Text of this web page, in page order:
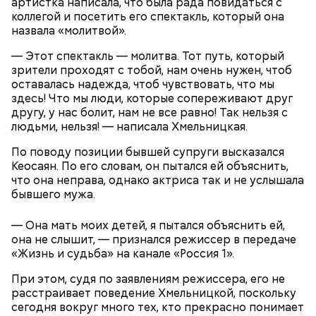
коллегой и посетить его спектакль, который она
назвала «молитвой».
— Этот спектакль — молитва. Тот путь, который
зрители проходят с тобой, нам очень нужен, чтоб
оставалась надежда, чтоб чувствовать, что мы
здесь! Что мы люди, которые сопереживают друг
другу, у нас болит, нам не все равно! Так нельзя с
людьми, нельзя! — написала Хмельницкая.
По поводу позиции бывшей супруги высказался
Кеосаян. По его словам, он пытался ей объяснить,
что она неправа, однако актриса так и не услышала
бывшего мужа.
— Она мать моих детей, я пытался объяснить ей,
она не слышит, — признался режиссер в передаче
«Жизнь и судьба» на канале «Россия 1».
При этом, судя по заявлениям режиссера, его не
расстраивает поведение Хмельницкой, поскольку
сегодня вокруг много тех, кто прекрасно понимает
воспаление: диетолог Писарева
рассказала о пользе черники
— Лисички можно употреблять в различном виде:
жареном, вареном, тушеном, сушеном и соленом.
Однако с точки зрения пользы лучше отдать
предпочтение маринованным, соленым и тушеным
вариациям, — посоветовал эндокринолог.
грибам Дмитрий Тихомиров.
«Новым рекордам — быть»: как
активность Эль-Ниньо может
отразиться на предстоящем лете
По его словам, молния может распасться, улететь
или просто погаснуть. Однако есть риск, что она
может и взорваться.
угаснет, — объяснил Бычков. — Но чаще всего они
не взрываются. Это редкий случай. Обычно энергия
— Электричества нет. Но есть электростанция. И
секретарь партийной организации сжалился и
выделил нам цветной телевизор. И мы вечером
смогли посмотреть матч, — вспоминает он.